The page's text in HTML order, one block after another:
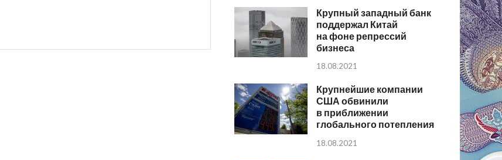
Крупный западный банк
поддержал Китай
на фоне репрессий
бизнеса
18.08.2021
Крупнейшие компании
США обвинили
в приближении
глобального потепления
18.08.2021